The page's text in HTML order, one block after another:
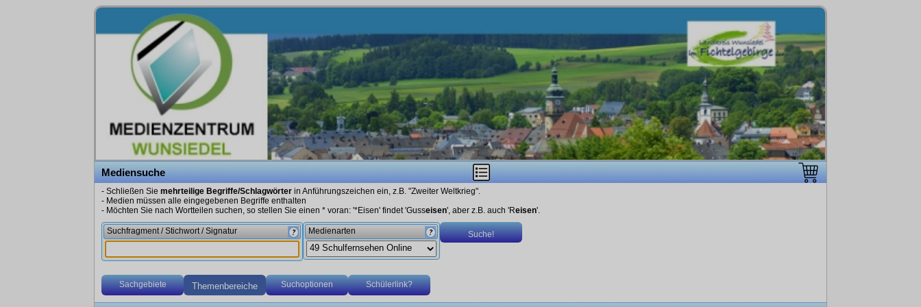
Mediensuche
- Schließen Sie mehrteilige Begriffe/Schlagwörter in Anführungszeichen ein, z.B. "Zweiter Weltkrieg".
- Medien müssen alle eingegebenen Begriffe enthalten
- Möchten Sie nach Wortteilen suchen, so stellen Sie einen * voran: '*Eisen' findet 'Gusseisen', aber z.B. auch 'Reisen'.
Suchfragment / Stichwort / Signatur Medienarten
Sachgebiete Themenbereiche Suchoptionen Schülerlink?